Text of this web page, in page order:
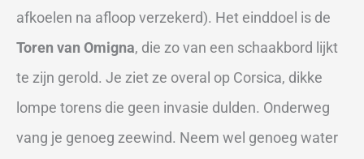
afkoelen na afloop verzekerd). Het einddoel is de
Toren van Omigna, die zo van een schaakbord lijkt
te zijn gerold. Je ziet ze overal op Corsica, dikke
lompe torens die geen invasie dulden. Onderweg
vang je genoeg zeewind. Neem wel genoeg water